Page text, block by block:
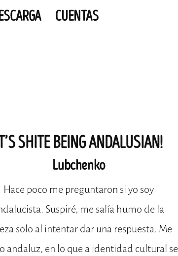
CUENTAS
SHITE BEING ANDALUSIAN!
Lubchenko
Hace poco me preguntaron si yo soy
Suspiré, me salía humo de la
solo al intentar dar una respuesta. Me
andaluz, en lo que a identidad cultural se